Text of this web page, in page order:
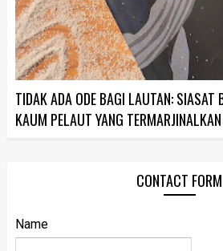
TIDAK ADA ODE BAGI LAUTAN: SIASAT
KAUM PELAUT YANG TERMARJINALKAN
CONTACT FORM
Name